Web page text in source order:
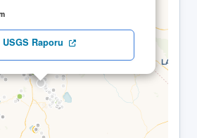
USGS Raporu